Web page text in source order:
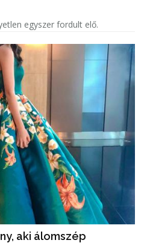
egyszer fordult elő.
aki álomszép